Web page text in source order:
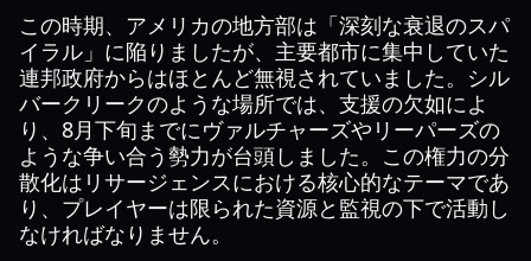
この時期、アメリカの地方部は「深刻な衰退のスパ
イラル」に陥りましたが、主要都市に集中していた
連邦政府からはほとんど無視されていました。シル
バークリークのような場所では、支援の欠如によ
り、8月下旬までにヴァルチャーズやリーパーズの
ような争い合う勢力が台頭しました。この権力の分
散化はリサージェンスにおける核心的なテーマであ
り、プレイヤーは限られた資源と監視の下で活動し
なければなりません。